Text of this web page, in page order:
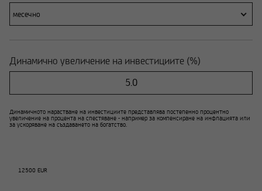
месечно
Динамично увеличение на инвестициите (%)
Динамичното нарастване на инвестициите представлява постепенно процентно
увеличение на процента на спестяване - например за компенсиране на инфлацията или
за ускоряване на създаването на богатство.
12500 EUR